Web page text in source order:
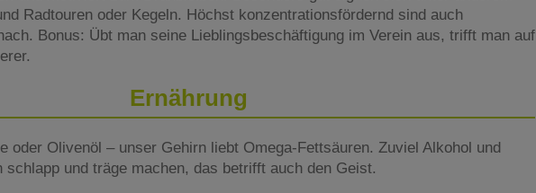
Radtouren oder Kegeln. Höchst konzentrationsfördernd sind auch
Bonus: Übt man seine Lieblingsbeschäftigung im Verein aus, trifft man auf
Ernährung
oder Olivenöl – unser Gehirn liebt Omega-Fettsäuren. Zuviel Alkohol und
schlapp und träge machen, das betrifft auch den Geist.